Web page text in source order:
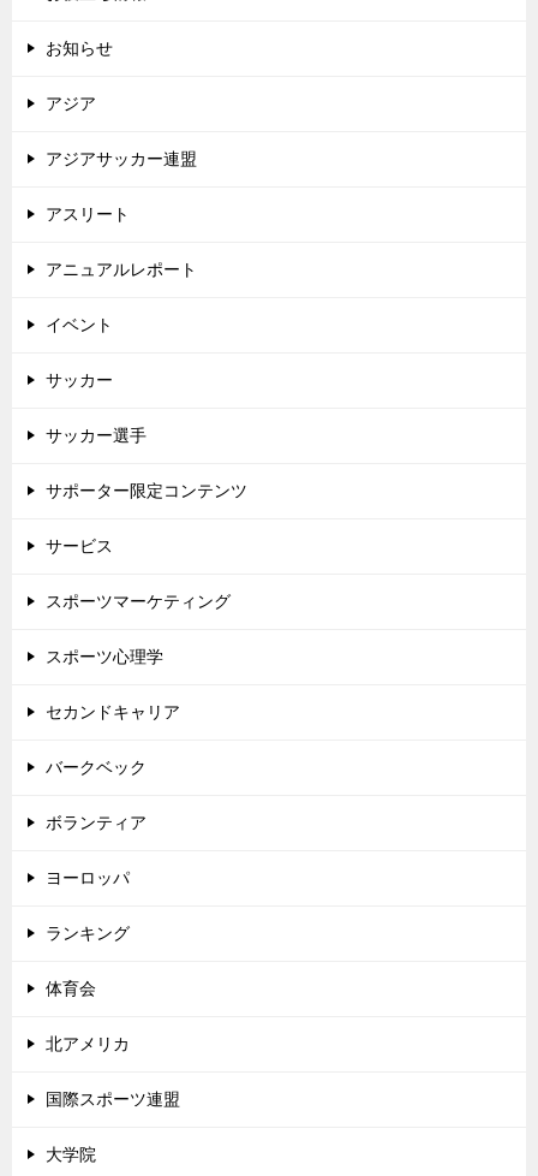
お知らせ
アジア
アジアサッカー連盟
アスリート
アニュアルレポート
イベント
サッカー
サッカー選手
サポーター限定コンテンツ
サービス
スポーツマーケティング
スポーツ心理学
セカンドキャリア
バークベック
ボランティア
ヨーロッパ
ランキング
体育会
北アメリカ
国際スポーツ連盟
大学院